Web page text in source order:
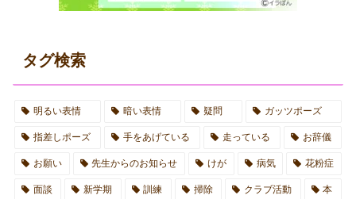
タグ検索
明るい表情 暗い表情 疑問 ガッツポーズ
指差しポーズ 手をあげている 走っている お辞儀
お願い 先生からのお知らせ けが 病気 花粉症
面談 新学期 訓練 掃除 クラブ活動 本